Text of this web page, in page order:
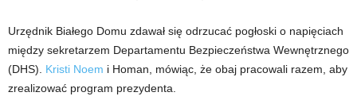
Urzędnik Białego Domu zdawał się odrzucać pogłoski o napięciach
między sekretarzem Departamentu Bezpieczeństwa Wewnętrznego
(DHS). Kristi Noem i Homan, mówiąc, że obaj pracowali razem, aby
zrealizować program prezydenta.